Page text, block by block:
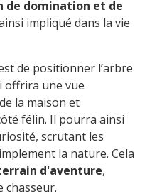
de domination et de
impliqué dans la vie
de positionner l’arbre
offrira une vue
la maison et
félin. Il pourra ainsi
scrutant les
la nature. Cela
d'aventure,
chasseur.